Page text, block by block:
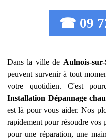
☎ 09
Dans la ville de Aulnois-sur-
peuvent survenir à tout
votre quotidien. C'est
Installation Dépannage
est là pour vous aider. Nos
rapidement pour résoudre vos
pour une réparation, une